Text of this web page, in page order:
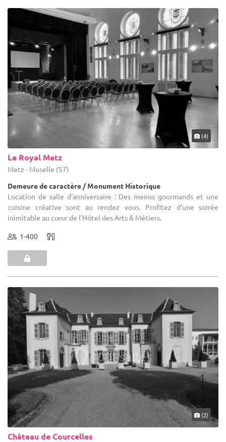
(4)
Le Royal Metz
Metz - Moselle (57)
Demeure de caractère / Monument Historique
Location de salle d'anniversaire : Des menus gourmands et une
cuisine créative sont au rendez vous. Profitez d’une soirée
inimitable au cœur de l’Hôtel des Arts & Métiers.
1-400
(2)
Château de Courcelles